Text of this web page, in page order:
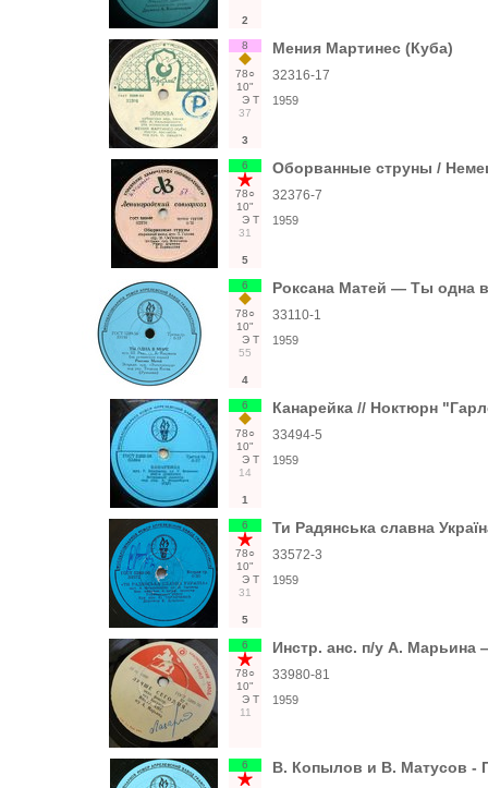
2
8
78○
10"
Э Т
37
3
Мения Мартинес (Куба)
32316-17
1959
6
78○
10"
Э Т
31
5
Оборванные струны /
32376-7
1959
6
78○
10"
Э Т
55
4
Роксана Матей — Ты одна
33110-1
1959
6
78○
10"
Э Т
14
1
Канарейка // Ноктюрн
33494-5
1959
6
78○
10"
Э Т
31
5
Ти Радянська славна
33572-3
1959
6
78○
10"
Э Т
11
Инстр. анс. п/у А. Марьина
33980-81
1959
6 В. Копылов и В. Матусов -